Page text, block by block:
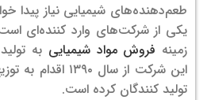
طعم‌دهنده‌های شیمیایی نیاز پیدا
یکی از شرکت‌های وارد کننده‌‌ای
زمینه فروش مواد شیمیایی به
این شرکت از سال
تولید کنندگان کرده است.